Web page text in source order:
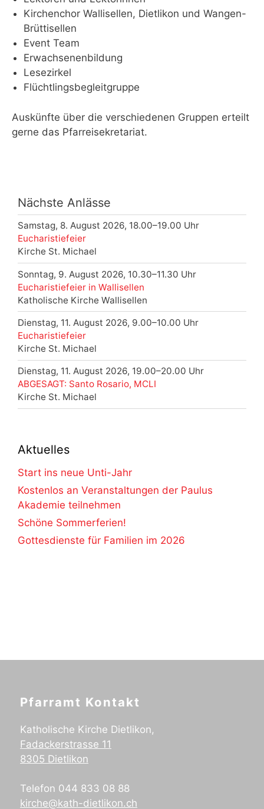
Kirchenchor Wallisellen, Dietlikon und Wangen-
Brüttisellen
Event Team
Erwachsenenbildung
Lesezirkel
Flüchtlingsbegleitgruppe
Auskünfte über die verschiedenen Gruppen erteilt
gerne das Pfarreisekretariat.
Nächste Anlässe
Samstag, 8. August 2026, 18.00–19.00 Uhr
Eucharistiefeier
Kirche St. Michael
Sonntag, 9. August 2026, 10.30–11.30 Uhr
Eucharistiefeier in Wallisellen
Katholische Kirche Wallisellen
Dienstag, 11. August 2026, 9.00–10.00 Uhr
Eucharistiefeier
Kirche St. Michael
Dienstag, 11. August 2026, 19.00–20.00 Uhr
ABGESAGT: Santo Rosario, MCLI
Kirche St. Michael
Aktuelles
Start ins neue Unti-Jahr
Kostenlos an Veranstaltungen der Paulus
Akademie teilnehmen
Schöne Sommerferien!
Gottesdienste für Familien im 2026
Pfarramt Kontakt
Katholische Kirche Dietlikon,
Fadackerstrasse 11
8305 Dietlikon
Telefon 044 833 08 88
kirche@kath-dietlikon.ch